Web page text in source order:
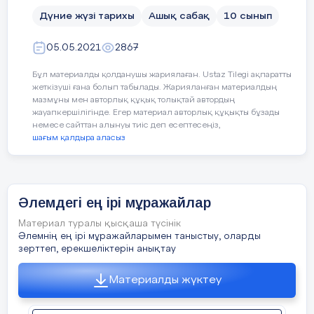
Сіздің пікіріңіз.
Тақырыптық кесте
Мұражайдағы
Ерекшелігі
Қорытынды ой
таныстыру.
«Ой шақыру»
1.Мұражай қандай мекеме.
2.Мұражай тарихы алғаш қалай
3.Мұражай әлеуметтік функциясына
мұражайлар қандай топтарға бөлінеді?
«Галерияға саяхат»
мұражайлар суреттерін слайдтан
Дүние жүзі тарихы Ашық сабақ 10 сынып
05.05.2021 2867
Бұл материалды қолданушы жариялаған. Ustaz Tilegi ақпаратты
жеткізуші ғана болып табылады. Жарияланған материалдың
мазмұны мен авторлық құқық толықтай автордың
жауапкершілігінде. Егер материал авторлық құқықты бұзады
немесе сайттан алынуы тиіс деп есептесеңіз,
шағым қалдыра аласыз
Әлемдегі ең ірі мұражайлар
Материал туралы қысқаша түсінік
Әлемнің ең ірі мұражайларымен таныстыу, оларды
зерттеп, ерекшеліктерін анықтау
Материалды жүктеу